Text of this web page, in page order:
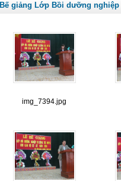
Bế giảng Lớp Bồi dưỡng nghiệp
img_7394.jpg